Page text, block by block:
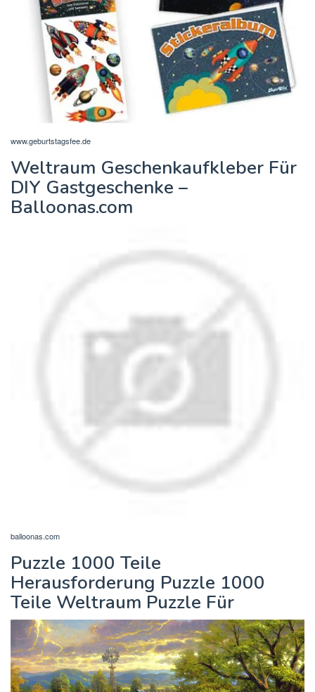
www.geburtstagsfee.de
Weltraum Geschenkaufkleber Für
DIY Gastgeschenke –
Balloonas.com
balloonas.com
Puzzle 1000 Teile
Herausforderung Puzzle 1000
Teile Weltraum Puzzle Für